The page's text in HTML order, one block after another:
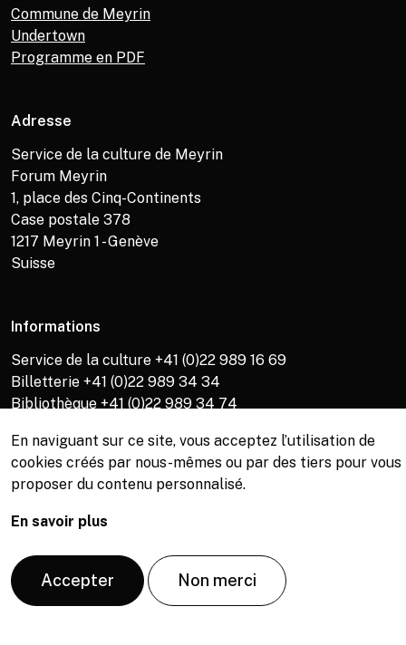
Commune de Meyrin
Undertown
Programme en PDF
Adresse
Service de la culture de Meyrin
Forum Meyrin
1, place des Cinq-Continents
Case postale 378
1217 Meyrin 1 - Genève
Suisse
Informations
Service de la culture +41 (0)22 989 16 69
Billetterie +41 (0)22 989 34 34
Bibliothèque +41 (0)22 989 34 74
© Copyright, Service de la culture de Meyrin, 2026
En naviguant sur ce site, vous acceptez l’utilisation de
cookies créés par nous-mêmes ou par des tiers pour vous
proposer du contenu personnalisé.
En savoir plus
Accepter Non merci